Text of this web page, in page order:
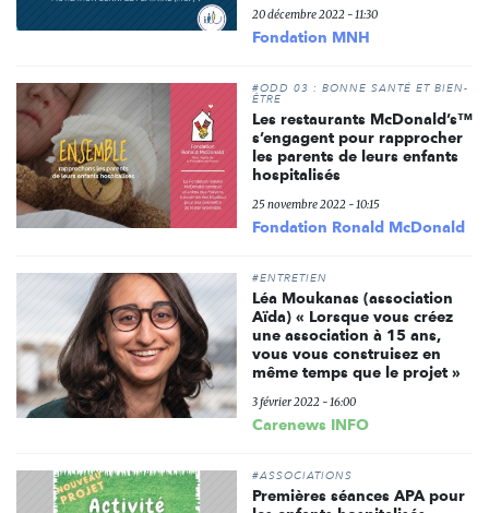
20 décembre 2022 - 11:30
Fondation MNH
#ODD 03 : BONNE SANTÉ ET BIEN-
ÊTRE
Les restaurants McDonald’s™
s’engagent pour rapprocher
les parents de leurs enfants
hospitalisés
25 novembre 2022 - 10:15
Fondation Ronald McDonald
#ENTRETIEN
Léa Moukanas (association
Aïda) « Lorsque vous créez
une association à 15 ans,
vous vous construisez en
même temps que le projet »
3 février 2022 - 16:00
Carenews INFO
#ASSOCIATIONS
Premières séances APA pour